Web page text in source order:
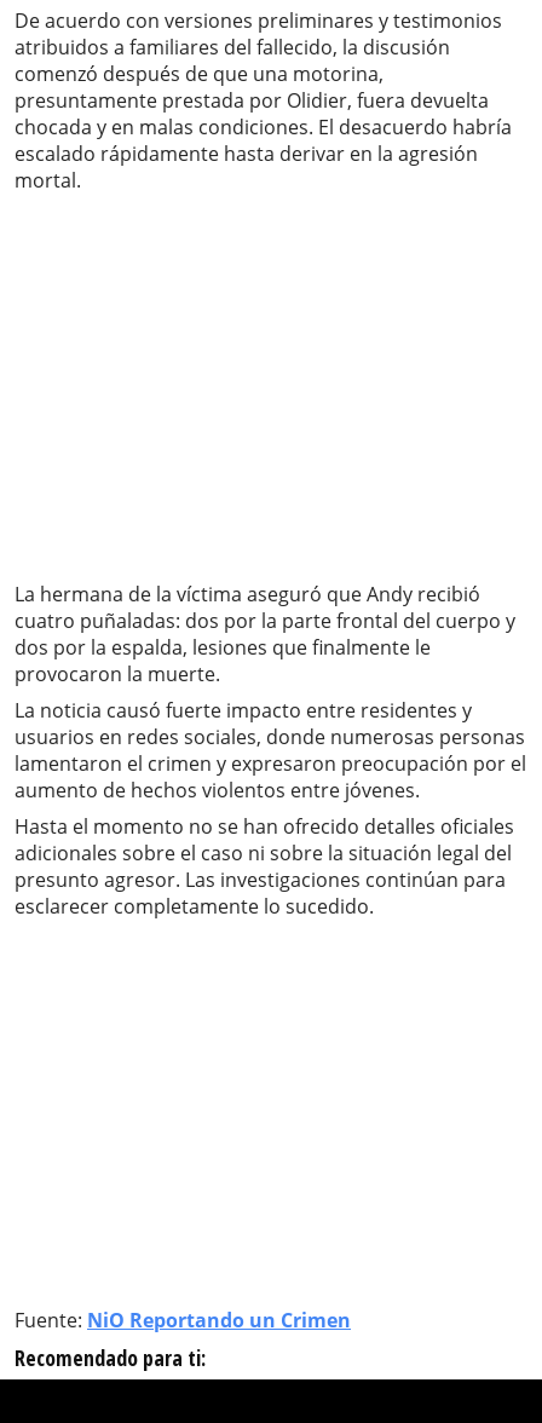
De acuerdo con versiones preliminares y testimonios
atribuidos a familiares del fallecido, la discusión
comenzó después de que una motorina,
presuntamente prestada por Olidier, fuera devuelta
chocada y en malas condiciones. El desacuerdo habría
escalado rápidamente hasta derivar en la agresión
mortal.
La hermana de la víctima aseguró que Andy recibió
cuatro puñaladas: dos por la parte frontal del cuerpo y
dos por la espalda, lesiones que finalmente le
provocaron la muerte.
La noticia causó fuerte impacto entre residentes y
usuarios en redes sociales, donde numerosas personas
lamentaron el crimen y expresaron preocupación por el
aumento de hechos violentos entre jóvenes.
Hasta el momento no se han ofrecido detalles oficiales
adicionales sobre el caso ni sobre la situación legal del
presunto agresor. Las investigaciones continúan para
esclarecer completamente lo sucedido.
Fuente: NiO Reportando un Crimen
Recomendado para ti: